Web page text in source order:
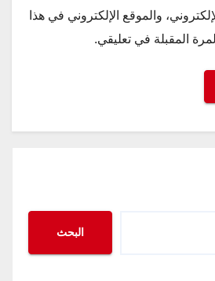
والموقع الإلكتروني في هذا
المقبلة في تعليقي.
البحث